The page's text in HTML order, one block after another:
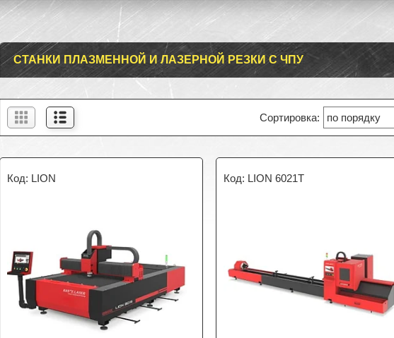
СТАНКИ ПЛАЗМЕННОЙ И ЛАЗЕРНОЙ РЕЗКИ С ЧПУ
LION LION 6021T